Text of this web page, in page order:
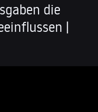
die
|